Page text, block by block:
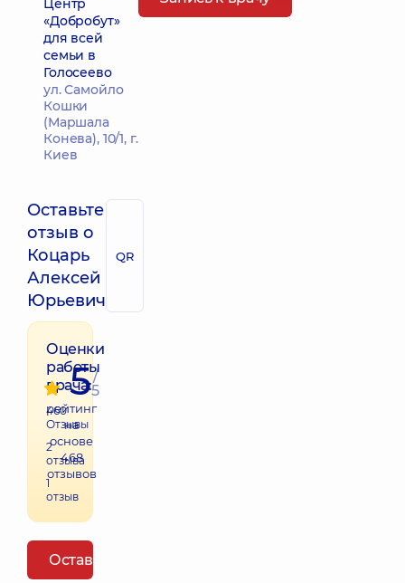
Центр
«Добробут»
для всей
семьи в
Голосеево
ул. Самойло
Кошки
(Маршала
Конева), 10/1, г.
Киев
Оставьте
отзыв о
Коцарь
Алексей
Юрьевич
QR
Оценки
работы
врача:
460
Отзывы
2
отзыва
1
отзыв
5/
5
рейтинг
на
основе
468
отзывов
Оставить отзыв